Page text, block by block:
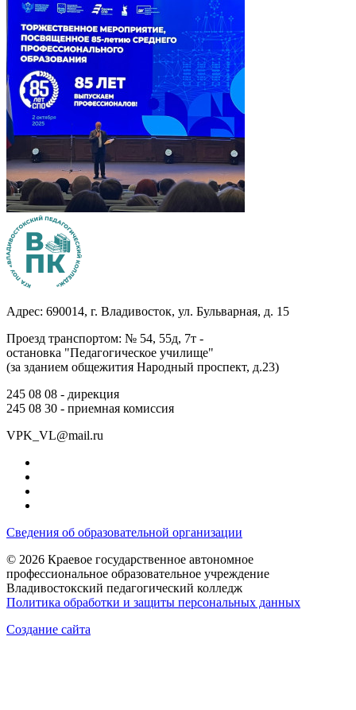
Адрес: 690014, г. Владивосток, ул. Бульварная, д. 15
Проезд транспортом: № 54, 55д, 7т -
остановка "Педагогическое училище"
(за зданием общежития Народный проспект, д.23)
245 08 08 - дирекция
245 08 30 - приемная комиссия
VPK_VL@mail.ru
Сведения об образовательной организации
© 2026 Краевое государственное автономное
профессиональное образовательное учреждение
Владивостокский педагогический колледж
Политика обработки и защиты персональных данных
Создание сайта